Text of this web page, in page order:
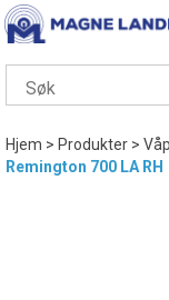
Hjem>Produkter>
Remington 700 LA RH